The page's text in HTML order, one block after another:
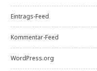
Eintrags-Feed
Kommentar-Feed
WordPress.org